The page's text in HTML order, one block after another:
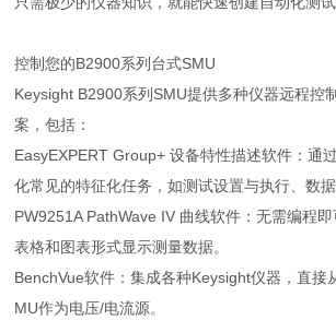
控制您的B2900系列台式SMU
Keysight B2900系列SMU提供多种仪器远程控
案，包括：
EasyEXPERT Group+ 设备特性描述软件：通
化常见的特征化任务，如测试设置与执行、数据
PW9251A PathWave IV 曲线软件：无需编程
表格和图表形式显示测量数据。
BenchVue软件：集成各种Keysight仪器，直接
MU作为电压/电流源。